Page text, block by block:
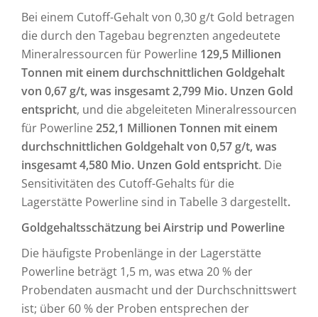
Bei einem Cutoff-Gehalt von 0,30 g/t Gold betragen
die durch den Tagebau begrenzten angedeutete
Mineralressourcen für Powerline 129,5 Millionen
Tonnen mit einem durchschnittlichen Goldgehalt
von 0,67 g/t, was insgesamt 2,799 Mio. Unzen Gold
entspricht, und die abgeleiteten Mineralressourcen
für Powerline252,1 Millionen Tonnen mit einem
durchschnittlichen Goldgehalt von 0,57 g/t, was
insgesamt 4,580 Mio. Unzen Gold entspricht. Die
Sensitivitäten des Cutoff-Gehalts für die
Lagerstätte Powerline sind in Tabelle 3 dargestellt.
Goldgehaltsschätzung bei Airstrip und Powerline
Die häufigste Probenlänge in der Lagerstätte
Powerline beträgt 1,5 m, was etwa 20 % der
Probendaten ausmacht und der Durchschnittswert
ist; über 60 % der Proben entsprechen der